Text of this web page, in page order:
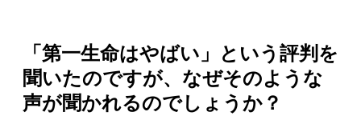
「第一生命はやばい」という評判を
聞いたのですが、なぜそのような
声が聞かれるのでしょうか？